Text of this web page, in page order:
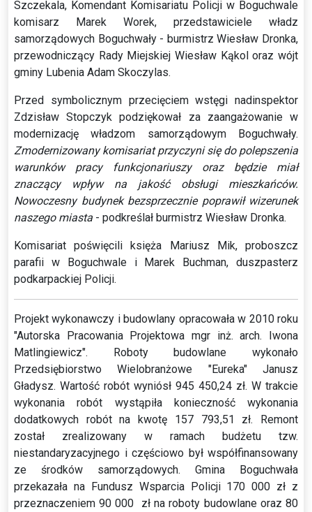
Szczekala, Komendant Komisariatu Policji w Boguchwale
komisarz Marek Worek, przedstawiciele władz
samorządowych Boguchwały - burmistrz Wiesław Dronka,
przewodniczący Rady Miejskiej Wiesław Kąkol oraz wójt
gminy Lubenia Adam Skoczylas.
Przed symbolicznym przecięciem wstęgi nadinspektor
Zdzisław Stopczyk podziękował za zaangażowanie w
modernizację władzom samorządowym Boguchwały.
Zmodernizowany komisariat przyczyni się do polepszenia
warunków pracy funkcjonariuszy oraz będzie miał
znaczący wpływ na jakość obsługi mieszkańców.
Nowoczesny budynek bezsprzecznie poprawił wizerunek
naszego miasta - podkreślał burmistrz Wiesław Dronka.
Komisariat poświęcili księża Mariusz Mik, proboszcz
parafii w Boguchwale i Marek Buchman, duszpasterz
podkarpackiej Policji.
Projekt wykonawczy i budowlany opracowała w 2010 roku
"Autorska Pracowania Projektowa mgr inż. arch. Iwona
Matlingiewicz". Roboty budowlane wykonało
Przedsiębiorstwo Wielobranżowe "Eureka" Janusz
Gładysz. Wartość robót wyniósł 945 450,24 zł. W trakcie
wykonania robót wystąpiła konieczność wykonania
dodatkowych robót na kwotę 157 793,51 zł. Remont
został zrealizowany w ramach budżetu tzw.
niestandaryzacyjnego i częściowo był współfinansowany
ze środków samorządowych. Gmina Boguchwała
przekazała na Fundusz Wsparcia Policji 170 000 zł z
przeznaczeniem 90 000 zł na roboty budowlane oraz 80